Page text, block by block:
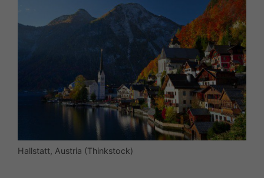
Hallstatt, Austria (Thinkstock)